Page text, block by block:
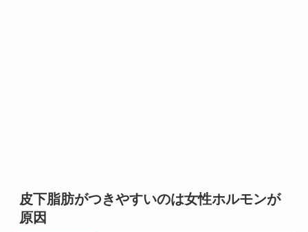
皮下脂肪がつきやすいのは女性ホルモンが
原因